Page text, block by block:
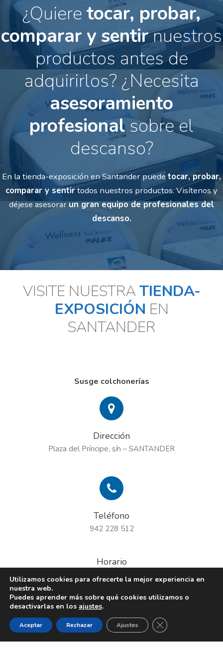
¿Quiere tocar, probar,
comparar y sentirnuestros
productos antes de
adquirirlos? ¿Necesita
asesoramiento
profesionalsobre el
descanso?
En la tienda-exposición en Santander puedetocar, probar,
comparar y sentirtodos nuestros productos.Visítenos y
déjese asesorarun gran equipo de profesionales del
descanso.
VISITE NUESTRATIENDA-
EXPOSICIÓN EN
SANTANDER
Susge colchonerías
Dirección
Plaza del Príncipe, s/n – SANTANDER
Teléfono
942 228 512
Horario
Lun. a Vie. 9:30 a 13:15 y 16:30 a 20:00
Sábados 9:45 a 13:30 y 17:00 a 20:00
Utilizamos cookies para ofrecerte la mejor experiencia en
nuestra web.
Puedes aprender más sobre qué cookies utilizamos o
desactivarlas en los ajustes.
Aceptar Rechazar Ajustes CERRAR EL